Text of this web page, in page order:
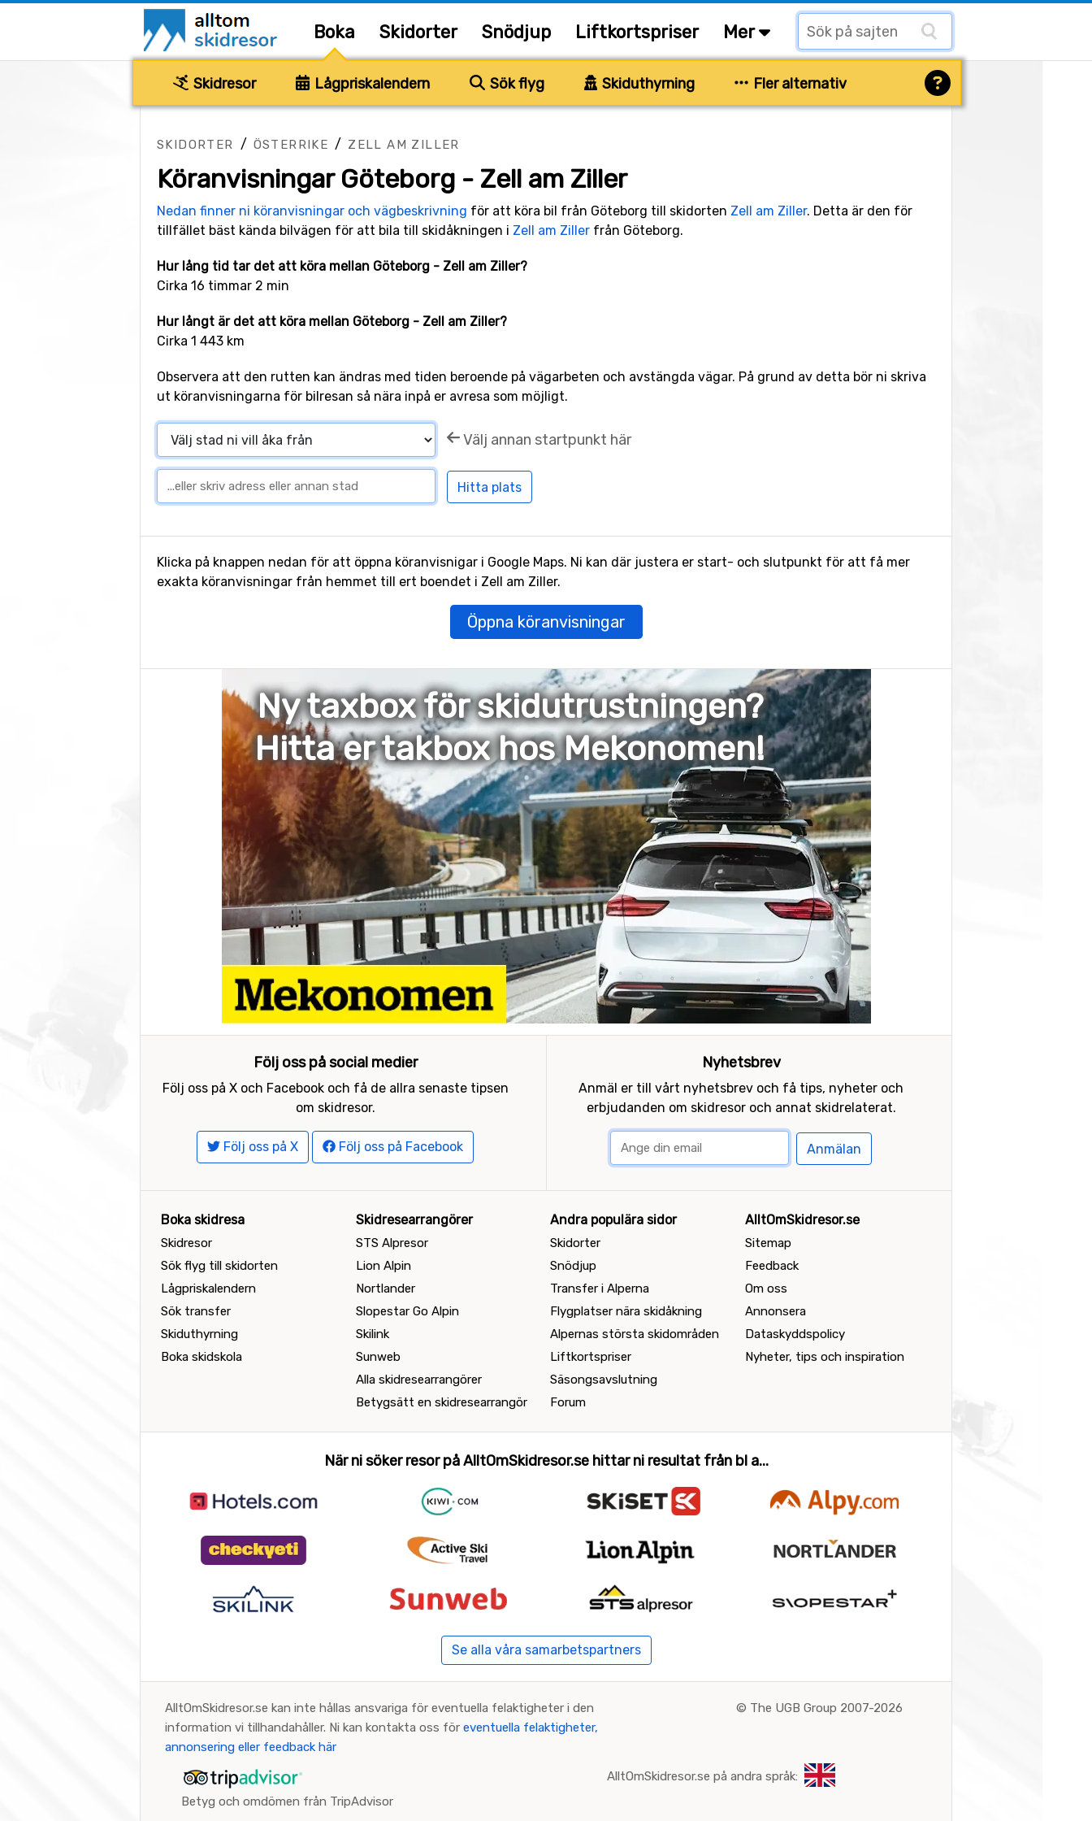
Boka Skidorter Snödjup Liftkortspriser Mer
Skidresor Lågpriskalendern Sök flyg Skiduthyrning Fler alternativ
SKIDORTER / ÖSTERRIKE / ZELL AM ZILLER
Köranvisningar Göteborg - Zell am Ziller
Nedan finner ni köranvisningar och vägbeskrivning för att köra bil från Göteborg till skidorten Zell am Ziller. Detta är den för
tillfället bäst kända bilvägen för att bila till skidåkningen i Zell am Ziller från Göteborg.
Hur lång tid tar det att köra mellan Göteborg - Zell am Ziller?
Cirka 16 timmar 2 min
Hur långt är det att köra mellan Göteborg - Zell am Ziller?
Cirka 1 443 km
Observera att den rutten kan ändras med tiden beroende på vägarbeten och avstängda vägar. På grund av detta bör ni skriva
ut köranvisningarna för bilresan så nära inpå er avresa som möjligt.
Välj annan startpunkt här
Klicka på knappen nedan för att öppna köranvisnigar i Google Maps. Ni kan där justera er start- och slutpunkt för att få mer
exakta köranvisningar från hemmet till ert boendet i Zell am Ziller.
Öppna köranvisningar
Ny taxbox för skidutrustningen?
Hitta er takbox hos Mekonomen!
Följ oss på social medier
Följ oss på X och Facebook och få de allra senaste tipsen
om skidresor.
Följ oss på X Följ oss på Facebook
Nyhetsbrev
Anmäl er till vårt nyhetsbrev och få tips, nyheter och
erbjudanden om skidresor och annat skidrelaterat.
Anmälan
Boka skidresa
Skidresor
Sök flyg till skidorten
Lågpriskalendern
Sök transfer
Skiduthyrning
Boka skidskola
Skidresearrangörer
STS Alpresor
Lion Alpin
Nortlander
Slopestar Go Alpin
Skilink
Sunweb
Alla skidresearrangörer
Betygsätt en skidresearrangör
Andra populära sidor
Skidorter
Snödjup
Transfer i Alperna
Flygplatser nära skidåkning
Alpernas största skidområden
Liftkortspriser
Säsongsavslutning
Forum
AlltOmSkidresor.se
Sitemap
Feedback
Om oss
Annonsera
Dataskyddspolicy
Nyheter, tips och inspiration
När ni söker resor på AlltOmSkidresor.se hittar ni resultat från bl a...
Se alla våra samarbetspartners
AlltOmSkidresor.se kan inte hållas ansvariga för eventuella felaktigheter i den
information vi tillhandahåller. Ni kan kontakta oss för eventuella felaktigheter,
annonsering eller feedback här
© The UGB Group 2007-2026
Betyg och omdömen från TripAdvisor
AlltOmSkidresor.se på andra språk: